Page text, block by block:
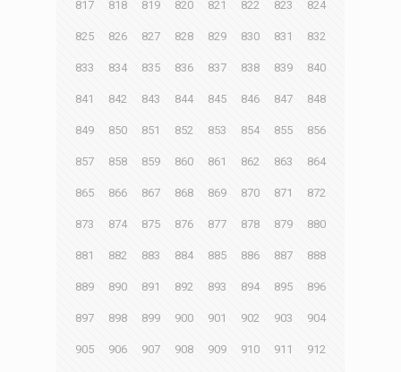
817 818 819 820 821 822 823 824
825 826 827 828 829 830 831 832
833 834 835 836 837 838 839 840
841 842 843 844 845 846 847 848
849 850 851 852 853 854 855 856
857 858 859 860 861 862 863 864
865 866 867 868 869 870 871 872
873 874 875 876 877 878 879 880
881 882 883 884 885 886 887 888
889 890 891 892 893 894 895 896
897 898 899 900 901 902 903 904
905 906 907 908 909 910 911 912